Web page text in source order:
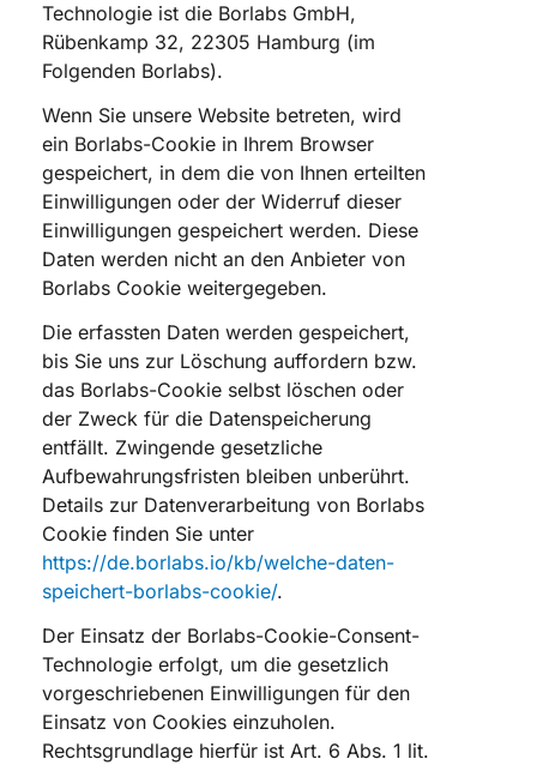
Technologie ist die Borlabs GmbH,
Rübenkamp 32, 22305 Hamburg (im
Folgenden Borlabs).
Wenn Sie unsere Website betreten, wird
ein Borlabs-Cookie in Ihrem Browser
gespeichert, in dem die von Ihnen erteilten
Einwilligungen oder der Widerruf dieser
Einwilligungen gespeichert werden. Diese
Daten werden nicht an den Anbieter von
Borlabs Cookie weitergegeben.
Die erfassten Daten werden gespeichert,
bis Sie uns zur Löschung auffordern bzw.
das Borlabs-Cookie selbst löschen oder
der Zweck für die Datenspeicherung
entfällt. Zwingende gesetzliche
Aufbewahrungsfristen bleiben unberührt.
Details zur Datenverarbeitung von Borlabs
Cookie finden Sie unter
https://de.borlabs.io/kb/welche-daten-
speichert-borlabs-cookie/.
Der Einsatz der Borlabs-Cookie-Consent-
Technologie erfolgt, um die gesetzlich
vorgeschriebenen Einwilligungen für den
Einsatz von Cookies einzuholen.
Rechtsgrundlage hierfür ist Art. 6 Abs. 1 lit.